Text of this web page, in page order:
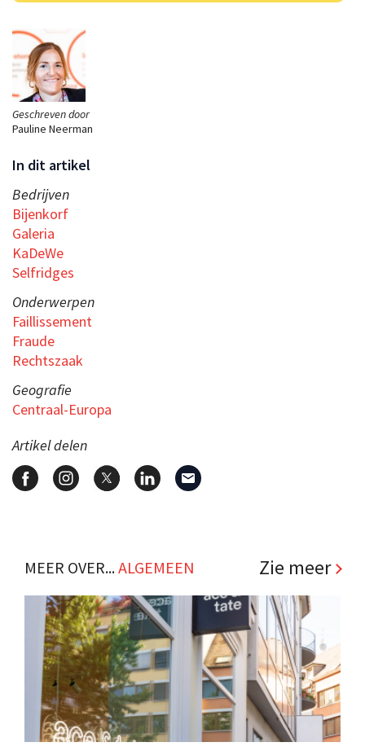
Geschreven door
Pauline Neerman
In dit artikel
Bedrijven
Bijenkorf
Galeria
KaDeWe
Selfridges
Onderwerpen
Faillissement
Fraude
Rechtszaak
Geografie
Centraal-Europa
Artikel delen
MEER OVER...ALGEMEEN Zie meer